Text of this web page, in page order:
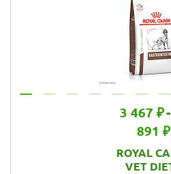
3 467 ₽-
891 ₽
ROYAL
VET